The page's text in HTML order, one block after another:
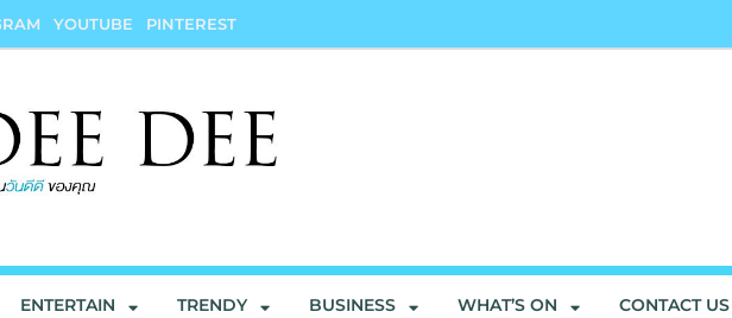
YOUTUBE PINTEREST
ENTERTAIN TRENDY BUSINESS WHAT’S ON CONTACT US